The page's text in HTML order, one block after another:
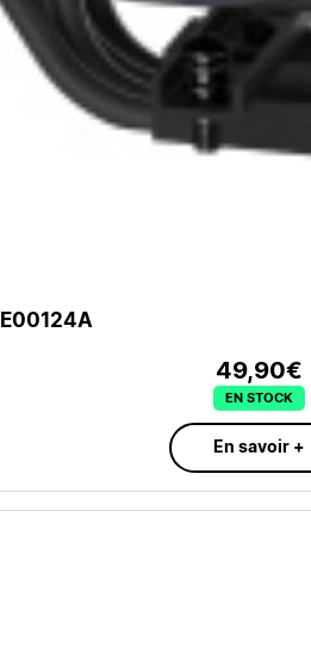
49,90€
EN STOCK
En savoir +